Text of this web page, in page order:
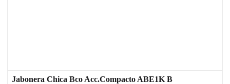
Jabonera Chica Bco Acc.Compacto ABE1K B